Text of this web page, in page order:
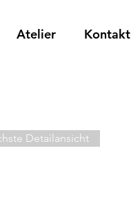
Atelier Kontakt
Detailansicht